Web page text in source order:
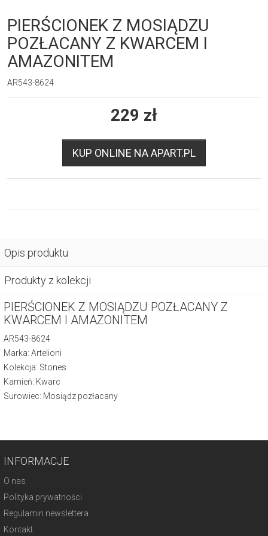
PIERŚCIONEK Z MOSIĄDZU
POZŁACANY Z KWARCEM I
AMAZONITEM
AR543-8624
229 zł
KUP ONLINE NA APART.PL
Opis produktu
Produkty z kolekcji
PIERŚCIONEK Z MOSIĄDZU POZŁACANY Z
KWARCEM I AMAZONITEM
AR543-8624
Marka: Artelioni
Kolekcja: Stones
Kamień: Kwarc
Surowiec: Mosiądz pozłacany
INFORMACJE
O nas
Polityka prywatności
Regulamin newslettera
Kontakt